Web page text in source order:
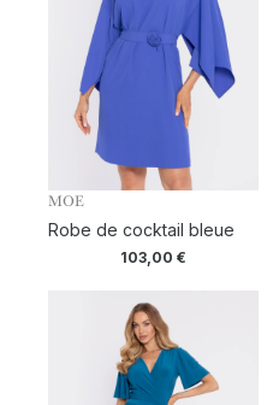
MOE
Robe de cocktail bleue
103,00€